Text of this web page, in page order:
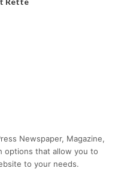
Newspaper, Magazine,
options that allow you to
to your needs.